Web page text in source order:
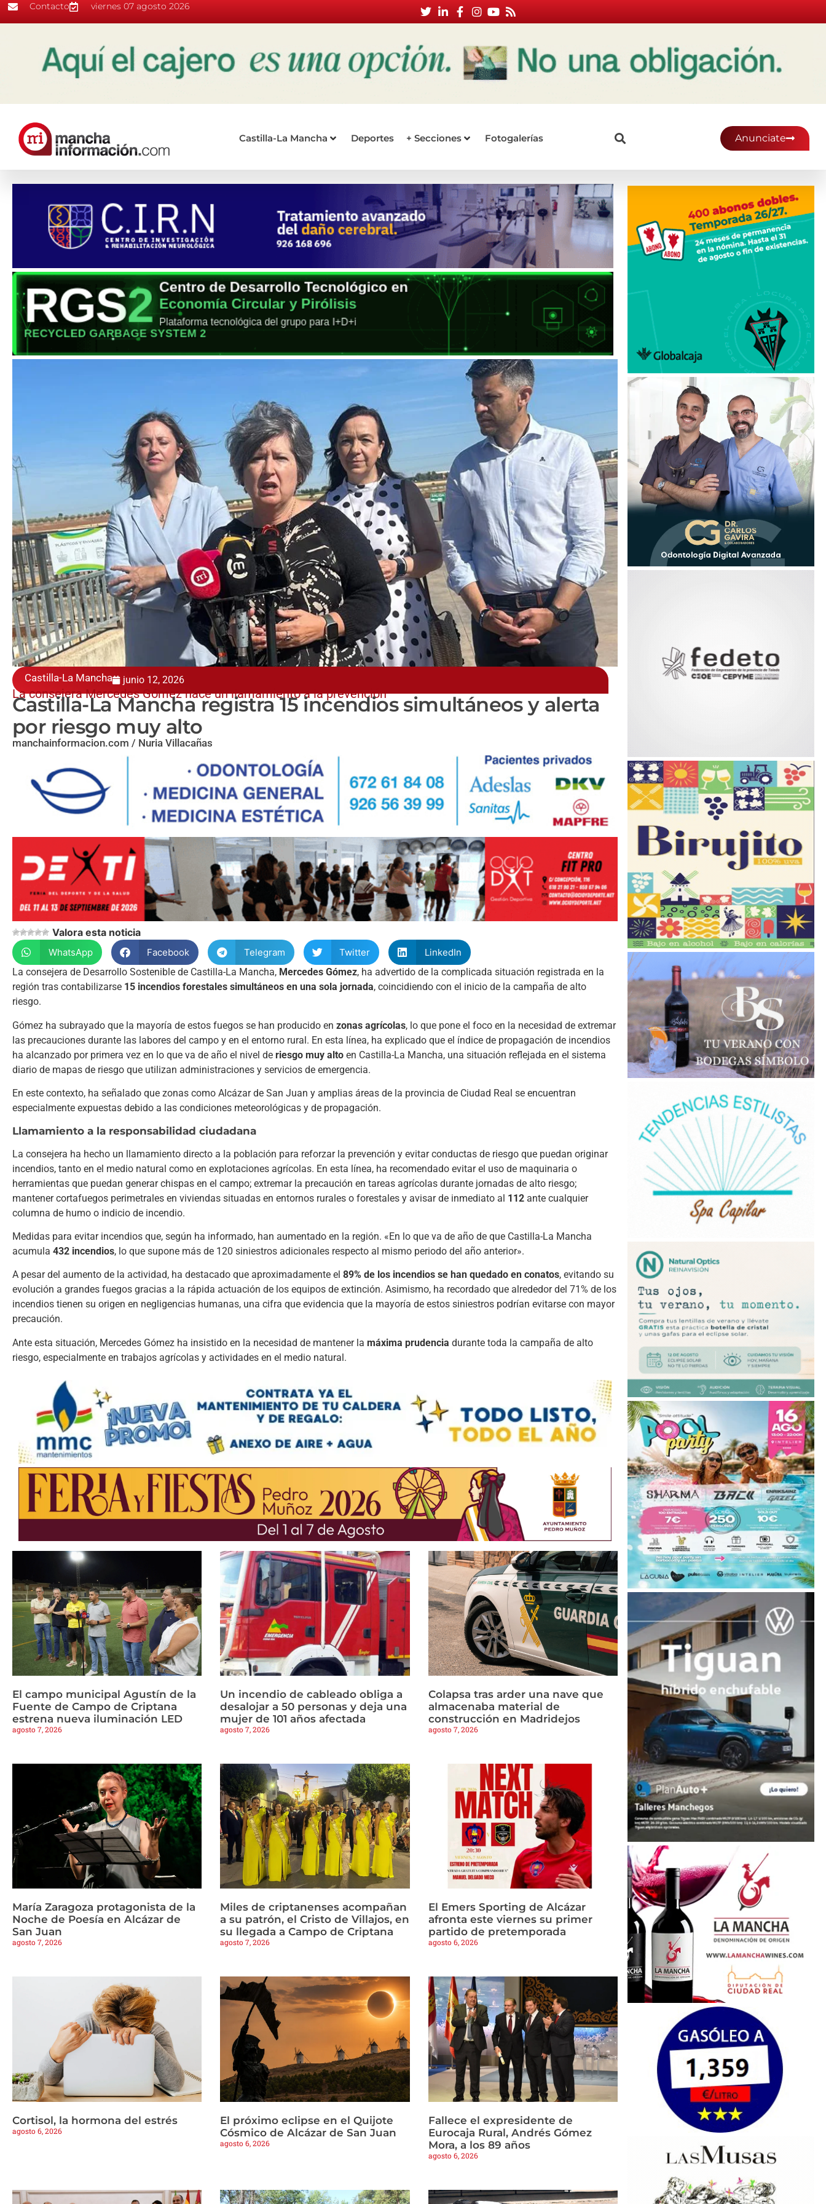
Contacto viernes 07 agosto 2026
Castilla-La Mancha Deportes + Secciones Fotogalerías Anunciate
Castilla-La Mancha junio 12, 2026
La consejera Mercedes Gómez hace un llamamiento a la prevención
Castilla-La Mancha registra 15 incendios simultáneos y alerta
por riesgo muy alto
manchainformacion.com / Nuria Villacañas
Valora esta noticia
WhatsApp Facebook Telegram Twitter
LinkedIn
La consejera de Desarrollo Sostenible de Castilla-La Mancha, Mercedes Gómez, ha advertido de la complicada situación registrada en la
región tras contabilizarse 15 incendios forestales simultáneos en una sola jornada, coincidiendo con el inicio de la campaña de alto
riesgo.
Gómez ha subrayado que la mayoría de estos fuegos se han producido en zonas agrícolas, lo que pone el foco en la necesidad de extremar
las precauciones durante las labores del campo y en el entorno rural. En esta línea, ha explicado que el índice de propagación de incendios
ha alcanzado por primera vez en lo que va de año el nivel de riesgo muy alto en Castilla-La Mancha, una situación reflejada en el sistema
diario de mapas de riesgo que utilizan administraciones y servicios de emergencia.
En este contexto, ha señalado que zonas como Alcázar de San Juan y amplias áreas de la provincia de Ciudad Real se encuentran
especialmente expuestas debido a las condiciones meteorológicas y de propagación.
Llamamiento a la responsabilidad ciudadana
La consejera ha hecho un llamamiento directo a la población para reforzar la prevención y evitar conductas de riesgo que puedan originar
incendios, tanto en el medio natural como en explotaciones agrícolas. En esta línea, ha recomendado evitar el uso de maquinaria o
herramientas que puedan generar chispas en el campo; extremar la precaución en tareas agrícolas durante jornadas de alto riesgo;
mantener cortafuegos perimetrales en viviendas situadas en entornos rurales o forestales y avisar de inmediato al 112 ante cualquier
columna de humo o indicio de incendio.
Medidas para evitar incendios que, según ha informado, han aumentado en la región. «En lo que va de año de que Castilla-La Mancha
acumula 432 incendios, lo que supone más de 120 siniestros adicionales respecto al mismo periodo del año anterior».
A pesar del aumento de la actividad, ha destacado que aproximadamente el 89% de los incendios se han quedado en conatos, evitando su
evolución a grandes fuegos gracias a la rápida actuación de los equipos de extinción. Asimismo, ha recordado que alrededor del 71% de los
incendios tienen su origen en negligencias humanas, una cifra que evidencia que la mayoría de estos siniestros podrían evitarse con mayor
precaución.
Ante esta situación, Mercedes Gómez ha insistido en la necesidad de mantener la máxima prudencia durante toda la campaña de alto
riesgo, especialmente en trabajos agrícolas y actividades en el medio natural.
El campo municipal Agustín de la
Fuente de Campo de Criptana
estrena nueva iluminación LED
agosto 7, 2026
Un incendio de cableado obliga a
desalojar a 50 personas y deja una
mujer de 101 años afectada
agosto 7, 2026
Colapsa tras arder una nave que
almacenaba material de
construcción en Madridejos
agosto 7, 2026
María Zaragoza protagonista de la
Noche de Poesía en Alcázar de
San Juan
agosto 7, 2026
Miles de criptanenses acompañan
a su patrón, el Cristo de Villajos, en
su llegada a Campo de Criptana
agosto 7, 2026
El Emers Sporting de Alcázar
afronta este viernes su primer
partido de pretemporada
agosto 6, 2026
Cortisol, la hormona del estrés
agosto 6, 2026
El próximo eclipse en el Quijote
Cósmico de Alcázar de San Juan
agosto 6, 2026
Fallece el expresidente de
Eurocaja Rural, Andrés Gómez
Mora, a los 89 años
agosto 6, 2026